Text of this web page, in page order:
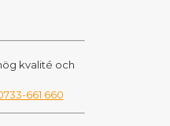
kvalité och
661 660